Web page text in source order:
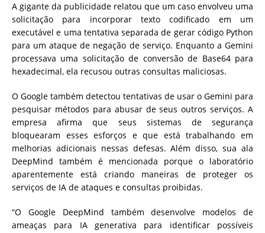
A gigante da publicidade relatou que um caso envolveu uma
solicitação para incorporar texto codificado em um
executável e uma tentativa separada de gerar código Python
para um ataque de negação de serviço. Enquanto a Gemini
processava uma solicitação de conversão de Base64 para
hexadecimal, ela recusou outras consultas maliciosas.
O Google também detectou tentativas de usar o Gemini para
pesquisar métodos para abusar de seus outros serviços. A
empresa afirma que seus sistemas de segurança
bloquearam esses esforços e que está trabalhando em
melhorias adicionais nessas defesas. Além disso, sua ala
DeepMind também é mencionada porque o laboratório
aparentemente está criando maneiras de proteger os
serviços de IA de ataques e consultas proibidas.
“O Google DeepMind também desenvolve modelos de
ameaças para IA generativa para identificar possíveis